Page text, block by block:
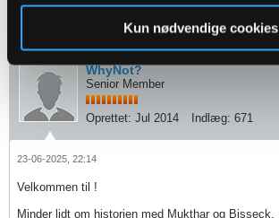
Kun nødvendige cookies
WhyNot?
Senior Member
Oprettet: Jul 2014 Indlæg: 671
23-06-2025, 22:14
Velkommen til !
Minder lidt om historien med Mukthar og Bisseck.